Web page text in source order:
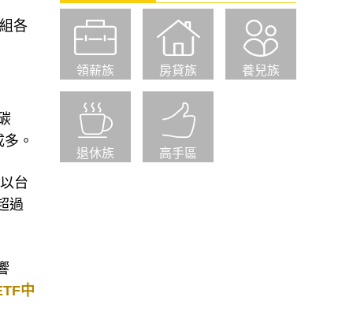
各
。
台
過
中
領薪族 房貸族 養兒族
退休族 高手區